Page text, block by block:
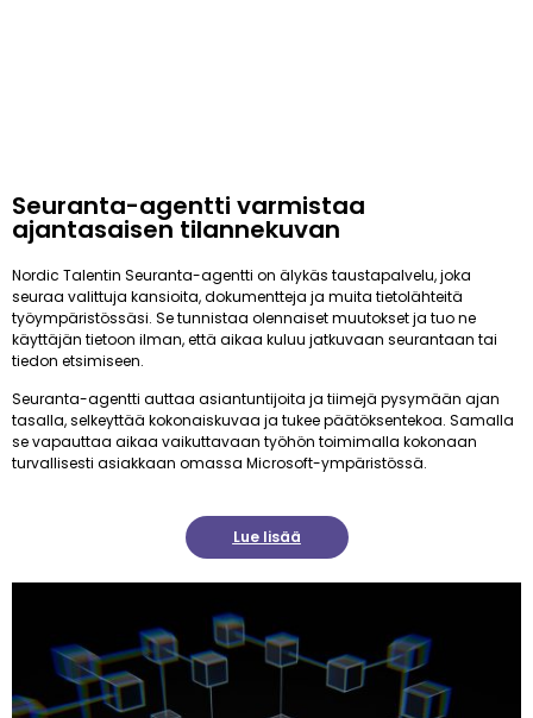
Seuranta-agentti varmistaa
ajantasaisen tilannekuvan
Nordic Talentin Seuranta-agentti on älykäs taustapalvelu, joka
seuraa valittuja kansioita, dokumentteja ja muita tietolähteitä
työympäristössäsi. Se tunnistaa olennaiset muutokset ja tuo ne
käyttäjän tietoon ilman, että aikaa kuluu jatkuvaan seurantaan tai
tiedon etsimiseen.
Seuranta-agentti auttaa asiantuntijoita ja tiimejä pysymään ajan
tasalla, selkeyttää kokonaiskuvaa ja tukee päätöksentekoa. Samalla
se vapauttaa aikaa vaikuttavaan työhön toimimalla kokonaan
turvallisesti asiakkaan omassa Microsoft-ympäristössä.
Lue lisää